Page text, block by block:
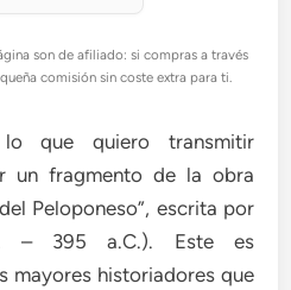
son de afiliado: si compras a través
comisión sin coste extra para ti.
que quiero transmitir
un fragmento de la obra
Peloponeso”, escrita por
– 395 a.C.). Este es
mayores historiadores que